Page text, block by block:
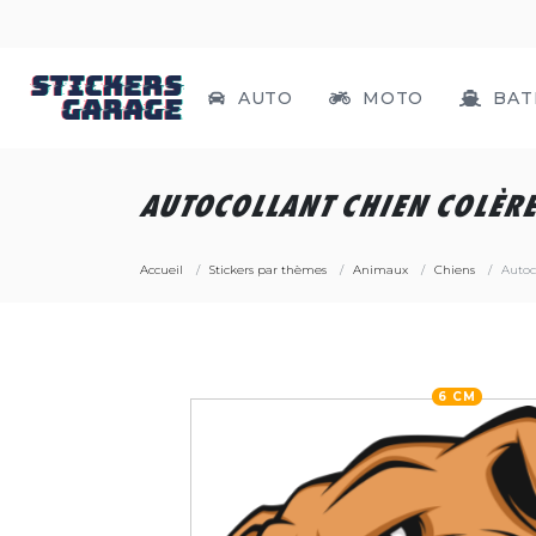
AUTO MOTO
AUTOCOLLANT CHIEN COLÈRE
Accueil Stickers par thèmes Animaux Chiens
6 CM